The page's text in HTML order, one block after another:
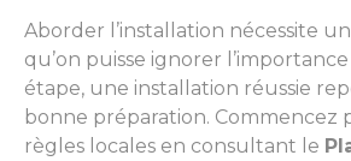
Aborder l’installation nécessite
qu’on puisse ignorer
étape, une installation réussie
bonne préparation. Commencez
règles locales en consultant le